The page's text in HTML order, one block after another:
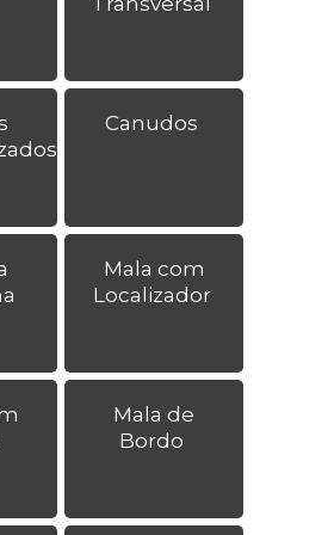
Canudos
Mala com
Localizador
Mala de
Bordo